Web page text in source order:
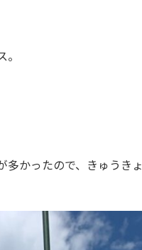
多かったので、きゅうき